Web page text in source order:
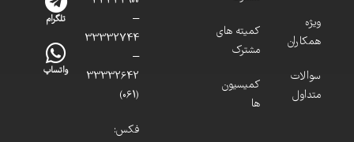
ویژه
همکاران
سوالات
متداول
کمیته های
مشترک
کمیسیون
ها
–
33332744
–
33332642
(061)
فکس:
تلگرام
واتساپ